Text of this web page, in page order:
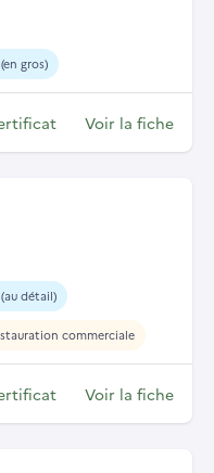
gros)
Voir la fiche
détail)
commerciale
Voir la fiche